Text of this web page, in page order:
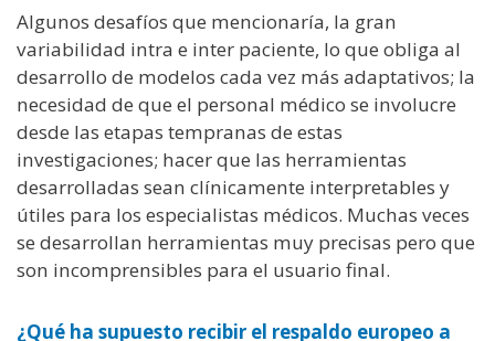
Algunos desafíos que mencionaría, la gran
variabilidad intra e inter paciente, lo que obliga al
desarrollo de modelos cada vez más adaptativos; la
necesidad de que el personal médico se involucre
desde las etapas tempranas de estas
investigaciones; hacer que las herramientas
desarrolladas sean clínicamente interpretables y
útiles para los especialistas médicos. Muchas veces
se desarrollan herramientas muy precisas pero que
son incomprensibles para el usuario final.
¿Qué ha supuesto recibir el respaldo europeo a